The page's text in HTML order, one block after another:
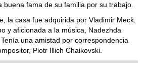
buena fama de su familia por su trabajo.
la casa fue adquirida por Vladimir Meck.
y aficionada a la música, Nadezhda
una amistad por correspondencia
Piotr Illich Chaikovski.